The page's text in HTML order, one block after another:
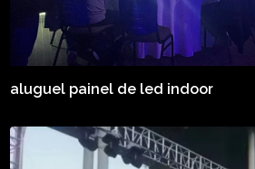
aluguel painel de led indoor